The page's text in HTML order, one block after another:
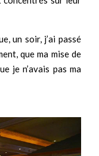
un soir, j’ai passé
que ma mise de
je n’avais pas ma